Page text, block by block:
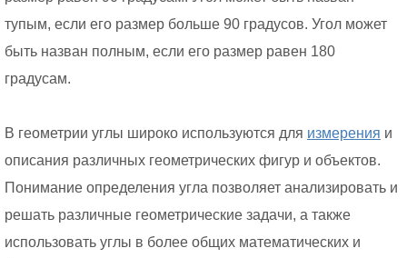
тупым, если его размер больше 90 градусов. Угол может
быть назван полным, если его размер равен 180
градусам.
В геометрии углы широко используются для измерения и
описания различных геометрических фигур и объектов.
Понимание определения угла позволяет анализировать и
решать различные геометрические задачи, а также
использовать углы в более общих математических и